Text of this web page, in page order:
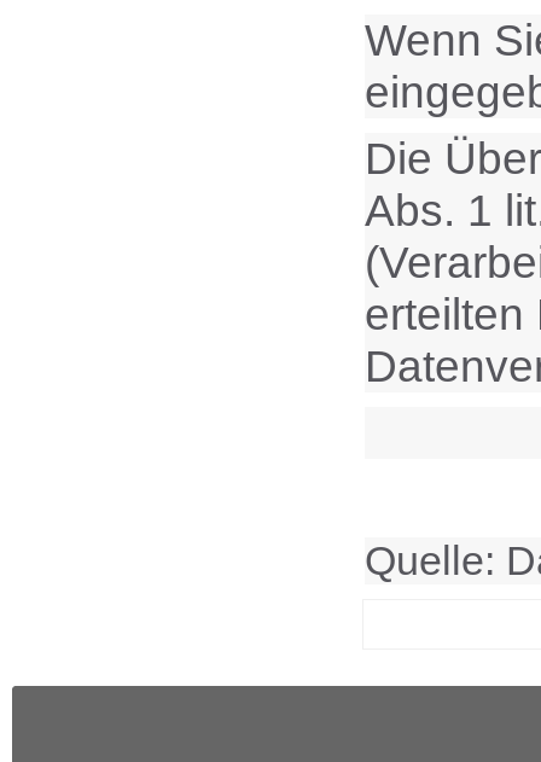
Wenn
Die
Abs. 1
erteilten
Quelle: